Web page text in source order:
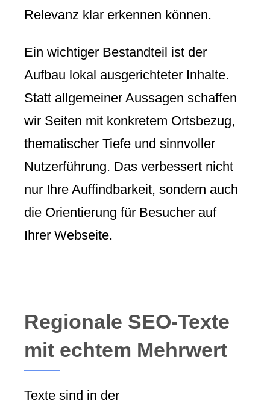
Relevanz klar erkennen können.
Ein wichtiger Bestandteil ist der
Aufbau lokal ausgerichteter Inhalte.
Statt allgemeiner Aussagen schaffen
wir Seiten mit konkretem Ortsbezug,
thematischer Tiefe und sinnvoller
Nutzerführung. Das verbessert nicht
nur Ihre Auffindbarkeit, sondern auch
die Orientierung für Besucher auf
Ihrer Webseite.
Regionale SEO-Texte
mit echtem Mehrwert
Texte sind in der